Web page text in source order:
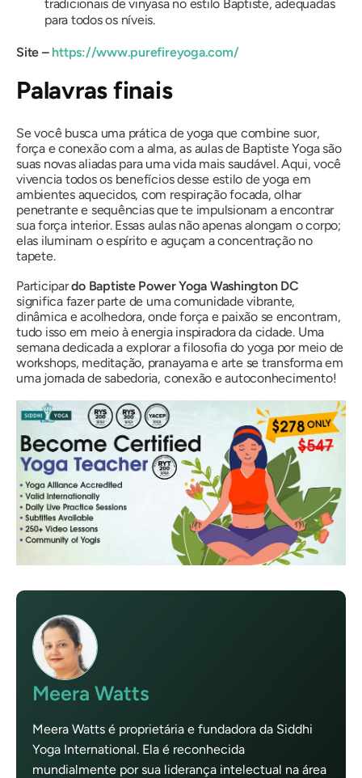
tradicionais de vinyasa no estilo Baptiste, adequadas
para todos os níveis.
Site – https://www.purefireyoga.com/
Palavras finais
Se você busca uma prática de yoga que combine suor,
força e conexão com a alma, as aulas de Baptiste Yoga são
suas novas aliadas para uma vida mais saudável. Aqui, você
vivencia todos os benefícios desse estilo de yoga em
ambientes aquecidos, com respiração focada, olhar
penetrante e sequências que te impulsionam a encontrar
sua força interior. Essas aulas não apenas alongam o corpo;
elas iluminam o espírito e aguçam a concentração no
tapete.
Participardo Baptiste Power Yoga Washington DC
significa fazer parte de uma comunidade vibrante,
dinâmica e acolhedora, onde força e paixão se encontram,
tudo isso em meio à energia inspiradora da cidade. Uma
semana dedicada a explorar a filosofia do yoga por meio de
workshops, meditação, pranayama e arte se transforma em
uma jornada de sabedoria, conexão e autoconhecimento!
Meera Watts
Meera Watts é proprietária e fundadora da Siddhi
Yoga International. Ela é reconhecida
mundialmente por sua liderança intelectual na área